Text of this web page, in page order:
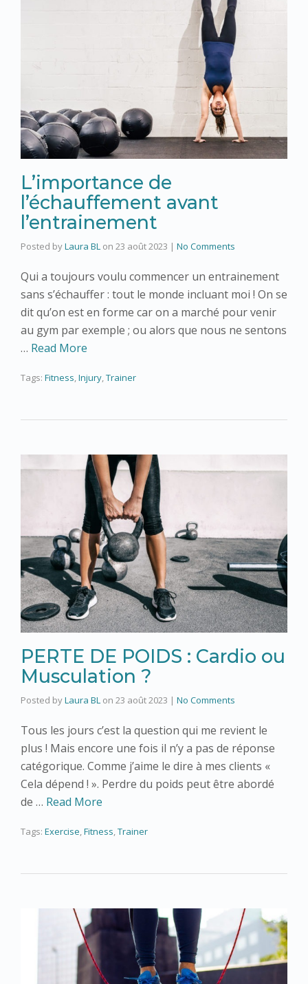
L’importance de
l’échauffement avant
l’entrainement
Posted byLaura BL on 23 août 2023 | No Comments
Qui a toujours voulu commencer un entrainement
sans s’échauffer : tout le monde incluant moi ! On se
dit qu’on est en forme car on a marché pour venir
au gym par exemple ; ou alors que nous ne sentons
… Read More
Tags: Fitness,Injury,Trainer
PERTE DE POIDS : Cardio ou
Musculation ?
Posted byLaura BL on 23 août 2023 | No Comments
Tous les jours c’est la question qui me revient le
plus ! Mais encore une fois il n’y a pas de réponse
catégorique. Comme j’aime le dire à mes clients «
Cela dépend ! ». Perdre du poids peut être abordé
de … Read More
Tags: Exercise,Fitness,Trainer